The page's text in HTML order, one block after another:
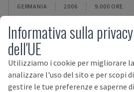
GERMANIA 2006 9.000 ORE
ISCRIVITI ALLA
Informativa sulla
dell'UE
Utilizziamo i cookie per migliorare
analizzare l'uso del sito e per scopi
gestire le tue preferenze e saperne